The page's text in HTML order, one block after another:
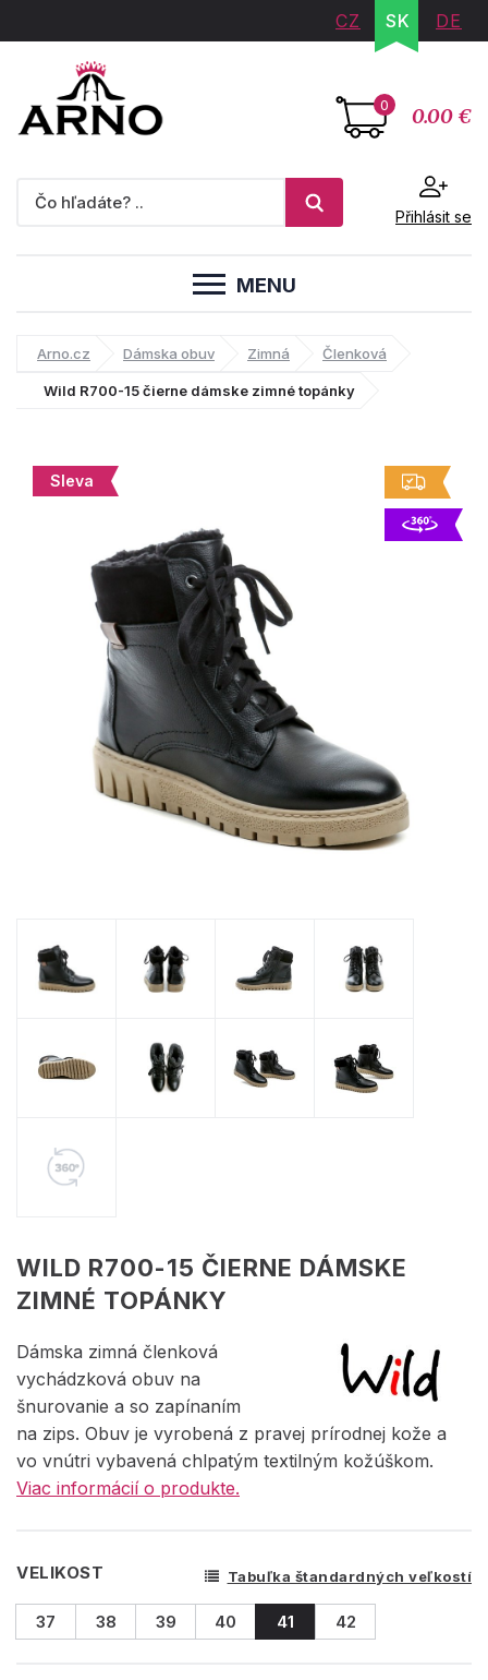
CZ SK DE
0 0.00 €
Přihlásit se
MENU
Arno.cz Dámska obuv Zimná Členková
Wild R700-15 čierne dámske zimné topánky
Sleva
WILD R700-15 ČIERNE DÁMSKE
ZIMNÉ TOPÁNKY
Dámska zimná členková
vychádzková obuv na
šnurovanie a so zapínaním
na zips. Obuv je vyrobená z pravej prírodnej kože a
vo vnútri vybavená chlpatým textilným kožúškom.
Viac informácií o produkte.
VELIKOST Tabuľka štandardných veľkostí
37 38 39 40 41 42